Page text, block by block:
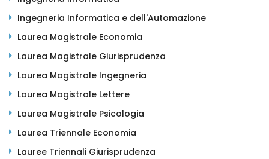
Ingegneria Informatica e dell'Automazione
Laurea Magistrale Economia
Laurea Magistrale Giurisprudenza
Laurea Magistrale Ingegneria
Laurea Magistrale Lettere
Laurea Magistrale Psicologia
Laurea Triennale Economia
Lauree Triennali Giurisprudenza